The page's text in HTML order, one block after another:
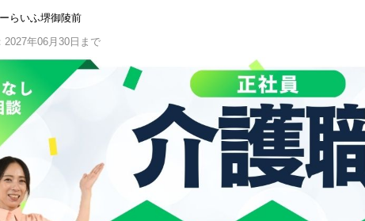
らいふ堺御陵前
2027年06月30日まで